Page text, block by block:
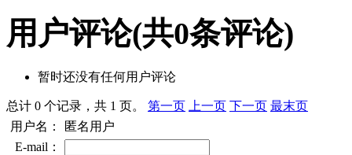
用户评论(共0条评论)
暂时还没有任何用户评论
总计 0 个记录，共 1 页。 第一页 上一页 下一页 最末页
用户名：
匿名用户
E-mail：